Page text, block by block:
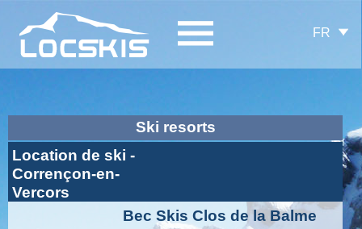
FR
Ski resorts
Location de ski -
Corrençon-en-
Vercors
Bec Skis Clos de la Balme